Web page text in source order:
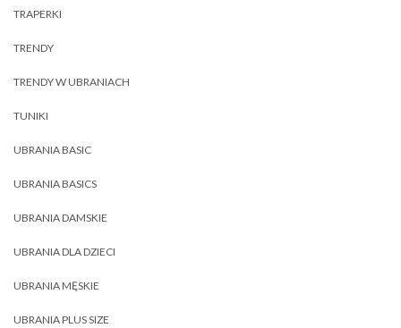
TRAPERKI
TRENDY
TRENDY W UBRANIACH
TUNIKI
UBRANIA BASIC
UBRANIA BASICS
UBRANIA DAMSKIE
UBRANIA DLA DZIECI
UBRANIA MĘSKIE
UBRANIA PLUS SIZE